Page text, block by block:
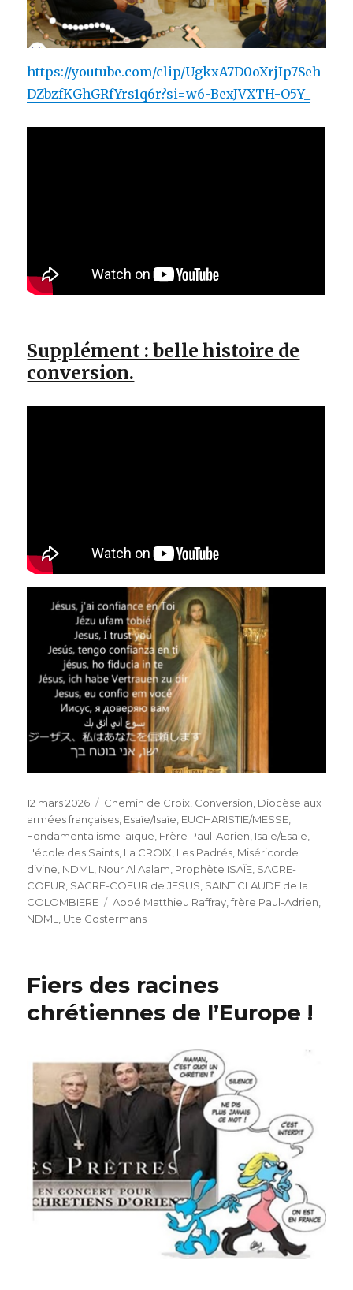
https://youtube.com/clip/UgkxA7D0oXrjIp7Seh
DZbzfKGhGRfYrs1q6r?si=w6-BexJVXTH-O5Y_
Supplément : belle histoire de
conversion.
Publié
le
12 mars 2026 Catégories
Chemin de Croix Conversion Diocèse aux
armées françaises Esaïe/Isaïe EUCHARISTIE/MESSE
Fondamentalisme laïque Frère Paul-Adrien Isaïe/Esaïe
L'école des Saints La CROIX Les Padrés Miséricorde
divine NDML Nour Al Aalam Prophète ISAÏE SACRE-
COEUR SACRE-COEUR de JESUS SAINT CLAUDE de la
COLOMBIERE
Étiquettes
Abbé Matthieu Raffray ,frère Paul-Adrien
NDML
Ute Costermans
Fiers des racines
chrétiennes de l’Europe !